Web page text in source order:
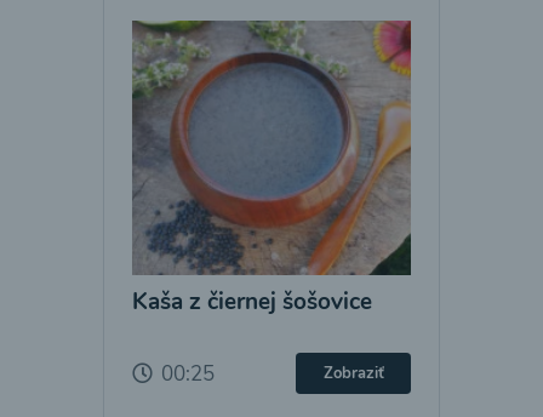
Kaša z čiernej šošovice
00:25 Zobraziť